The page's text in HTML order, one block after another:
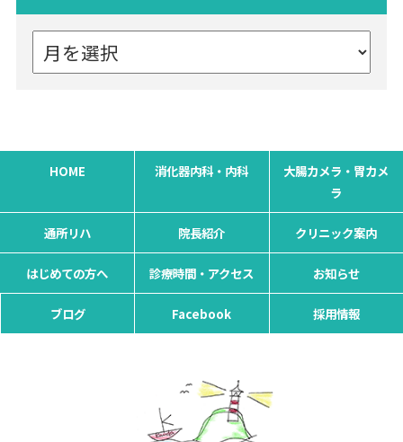
HOME 消化器内科・内科
大腸カメラ・胃カメ
ラ
通所リハ 院長紹介 クリニック案内
はじめての方へ 診療時間・アクセス お知らせ
ブログ Facebook 採用情報